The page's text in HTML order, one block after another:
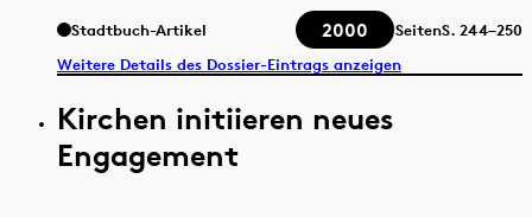
Stadtbuch-Artikel 2000 SeitenS. 244–250
Weitere Details des Dossier-Eintrags anzeigen
Kirchen initiieren neues
Engagement